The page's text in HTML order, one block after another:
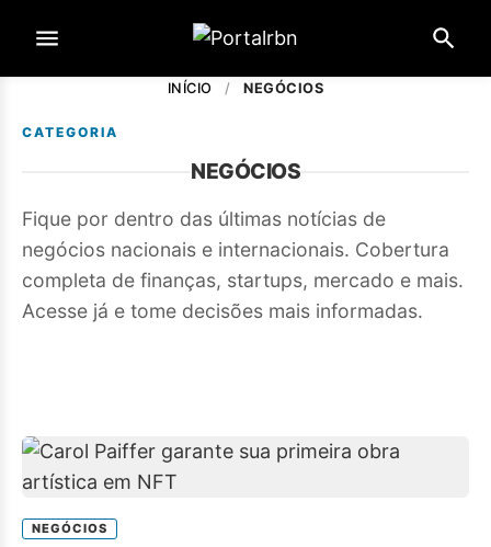
INÍCIO / NEGÓCIOS
CATEGORIA
NEGÓCIOS
Fique por dentro das últimas notícias de
negócios nacionais e internacionais. Cobertura
completa de finanças, startups, mercado e mais.
Acesse já e tome decisões mais informadas.
NEGÓCIOS